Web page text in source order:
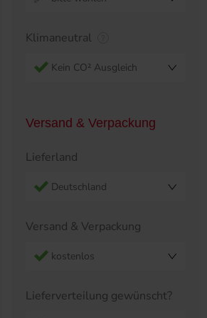
Klimaneutral
Kein CO² Ausgleich
Versand & Verpackung
Lieferland
Deutschland
Versand & Verpackung
kostenlos
Lieferverteilung gewünscht?